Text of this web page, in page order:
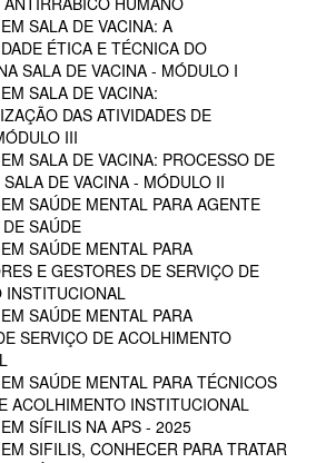
SALA DE VACINA: A
ÉTICA E TÉCNICA DO
SALA DE VACINA - MÓDULO I
SALA DE VACINA:
DAS ATIVIDADES DE
III
SALA DE VACINA: PROCESSO DE
DE VACINA - MÓDULO II
SAÚDE MENTAL PARA AGENTE
SAÚDE
SAÚDE MENTAL PARA
E GESTORES DE SERVIÇO DE
INSTITUCIONAL
SAÚDE MENTAL PARA
SERVIÇO DE ACOLHIMENTO
SAÚDE MENTAL PARA TÉCNICOS
ACOLHIMENTO INSTITUCIONAL
SÍFILIS NA APS - 2025
SIFILIS, CONHECER PARA TRATAR